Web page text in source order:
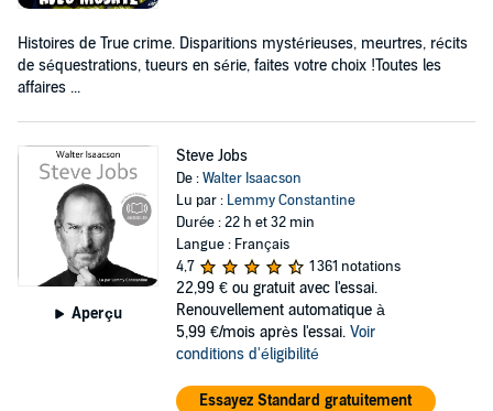
Histoires de True crime. Disparitions mystérieuses, meurtres, récits
de séquestrations, tueurs en série, faites votre choix !Toutes les
affaires ...
Aperçu
Steve Jobs
De :Walter Isaacson
Lu par : Lemmy Constantine
Durée : 22 h et 32 min
Langue : Français
4,7
1 361 notations
22,99 € ou gratuit avec l'essai.
Renouvellement automatique à
5,99 €/mois après l'essai. Voir
conditions d'éligibilité
Essayez Standard gratuitement